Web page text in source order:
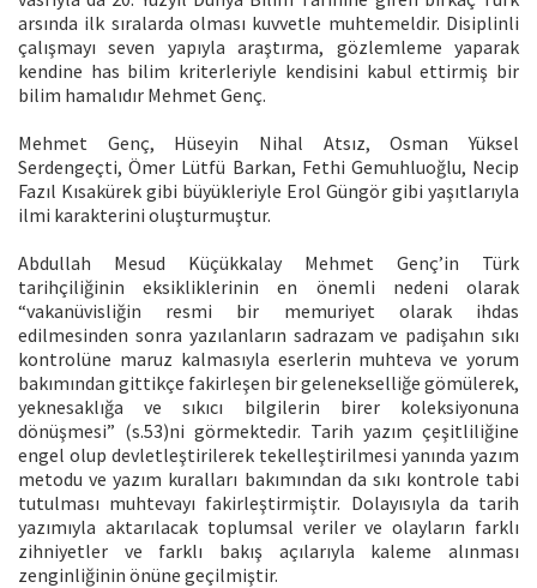
arsında ilk sıralarda olması kuvvetle muhtemeldir. Disiplinli
çalışmayı seven yapıyla araştırma, gözlemleme yaparak
kendine has bilim kriterleriyle kendisini kabul ettirmiş bir
bilim hamalıdır Mehmet Genç.
Mehmet Genç, Hüseyin Nihal Atsız, Osman Yüksel
Serdengeçti, Ömer Lütfü Barkan, Fethi Gemuhluoğlu, Necip
Fazıl Kısakürek gibi büyükleriyle Erol Güngör gibi yaşıtlarıyla
ilmi karakterini oluşturmuştur.
Abdullah Mesud Küçükkalay Mehmet Genç’in Türk
tarihçiliğinin eksikliklerinin en önemli nedeni olarak
“vakanüvisliğin resmi bir memuriyet olarak ihdas
edilmesinden sonra yazılanların sadrazam ve padişahın sıkı
kontrolüne maruz kalmasıyla eserlerin muhteva ve yorum
bakımından gittikçe fakirleşen bir gelenekselliğe gömülerek,
yeknesaklığa ve sıkıcı bilgilerin birer koleksiyonuna
dönüşmesi” (s.53)ni görmektedir. Tarih yazım çeşitliliğine
engel olup devletleştirilerek tekelleştirilmesi yanında yazım
metodu ve yazım kuralları bakımından da sıkı kontrole tabi
tutulması muhtevayı fakirleştirmiştir. Dolayısıyla da tarih
yazımıyla aktarılacak toplumsal veriler ve olayların farklı
zihniyetler ve farklı bakış açılarıyla kaleme alınması
zenginliğinin önüne geçilmiştir.